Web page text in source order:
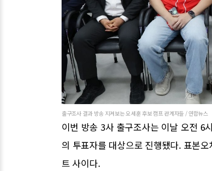
출구조사 결과 방송 지켜보는 오세훈 후보 캠프 관계자들 / 연합뉴스
이번 방송 3사 출구조사는 이날 오전 6
의 투표자를 대상으로 진행됐다. 표본
트 사이다.